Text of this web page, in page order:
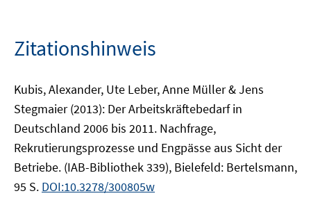
Zitationshinweis
Kubis, Alexander, Ute Leber, Anne Müller & Jens
Stegmaier (2013): Der Arbeitskräftebedarf in
Deutschland 2006 bis 2011. Nachfrage,
Rekrutierungsprozesse und Engpässe aus Sicht der
Betriebe. (IAB-Bibliothek 339), Bielefeld: Bertelsmann,
95 S. DOI:10.3278/300805w